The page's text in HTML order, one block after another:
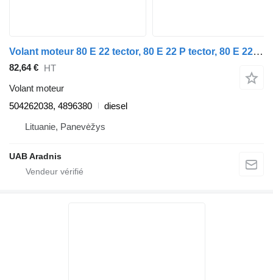
Volant moteur 80 E 22 tector, 80 E 22 P tector, 80 E 22FP tector 504262038 pour camion IVECO EuroCargo I-III
82,64 € HT
Volant moteur
504262038, 4896380
diesel
Lituanie, Panevėžys
UAB Aradnis